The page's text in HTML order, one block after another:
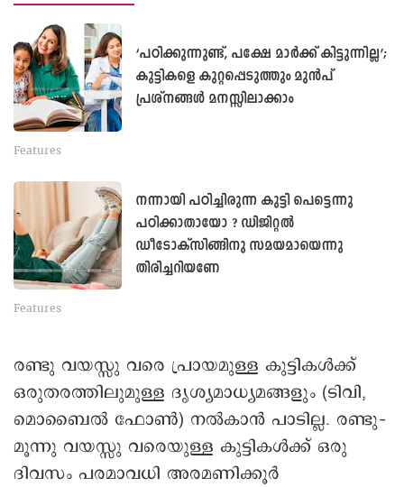
‘പഠിക്കുന്നുണ്ട്, പക്ഷേ മാർക്ക് കിട്ടുന്നില്ല’;
കുട്ടികളെ കുറ്റപ്പെടുത്തും മുൻപ്
പ്രശ്നങ്ങൾ മനസ്സിലാക്കാം
Features
നന്നായി പഠിച്ചിരുന്ന കുട്ടി പെട്ടെന്നു
പഠിക്കാതായോ ? ഡിജിറ്റൽ
ഡീടോക്സിങ്ങിനു സമയമായെന്നു
തിരിച്ചറിയണേ
Features
രണ്ടു വയസ്സു വരെ പ്രായമുള്ള കുട്ടികൾക്ക്
ഒരുതരത്തിലുമുള്ള ദൃശ്യമാധ്യമങ്ങളും (ടിവി,
മൊബൈൽ ഫോൺ) നൽകാൻ പാടില്ല. രണ്ടു–
മൂന്നു വയസ്സു വരെയുള്ള കുട്ടികൾക്ക് ഒരു
ദിവസം പരമാവധി അരമണിക്കൂർ